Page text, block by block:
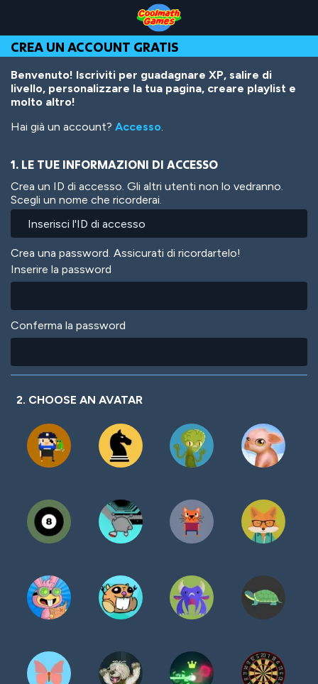
Top
of
Page
Navigation
Main
Content
Footer
contenuto
principale
CREA UN ACCOUNT GRATIS
Benvenuto! Iscriviti per guadagnare XP, salire di
livello, personalizzare la tua pagina, creare playlist e
molto altro!
Hai già un account? Accesso.
1. LE TUE INFORMAZIONI DI ACCESSO
Crea un ID di accesso. Gli altri utenti non lo vedranno.
Scegli un nome che ricorderai.
Crea una password. Assicurati di ricordartelo!
Inserire la password
Conferma la password
2. CHOOSE AN AVATAR